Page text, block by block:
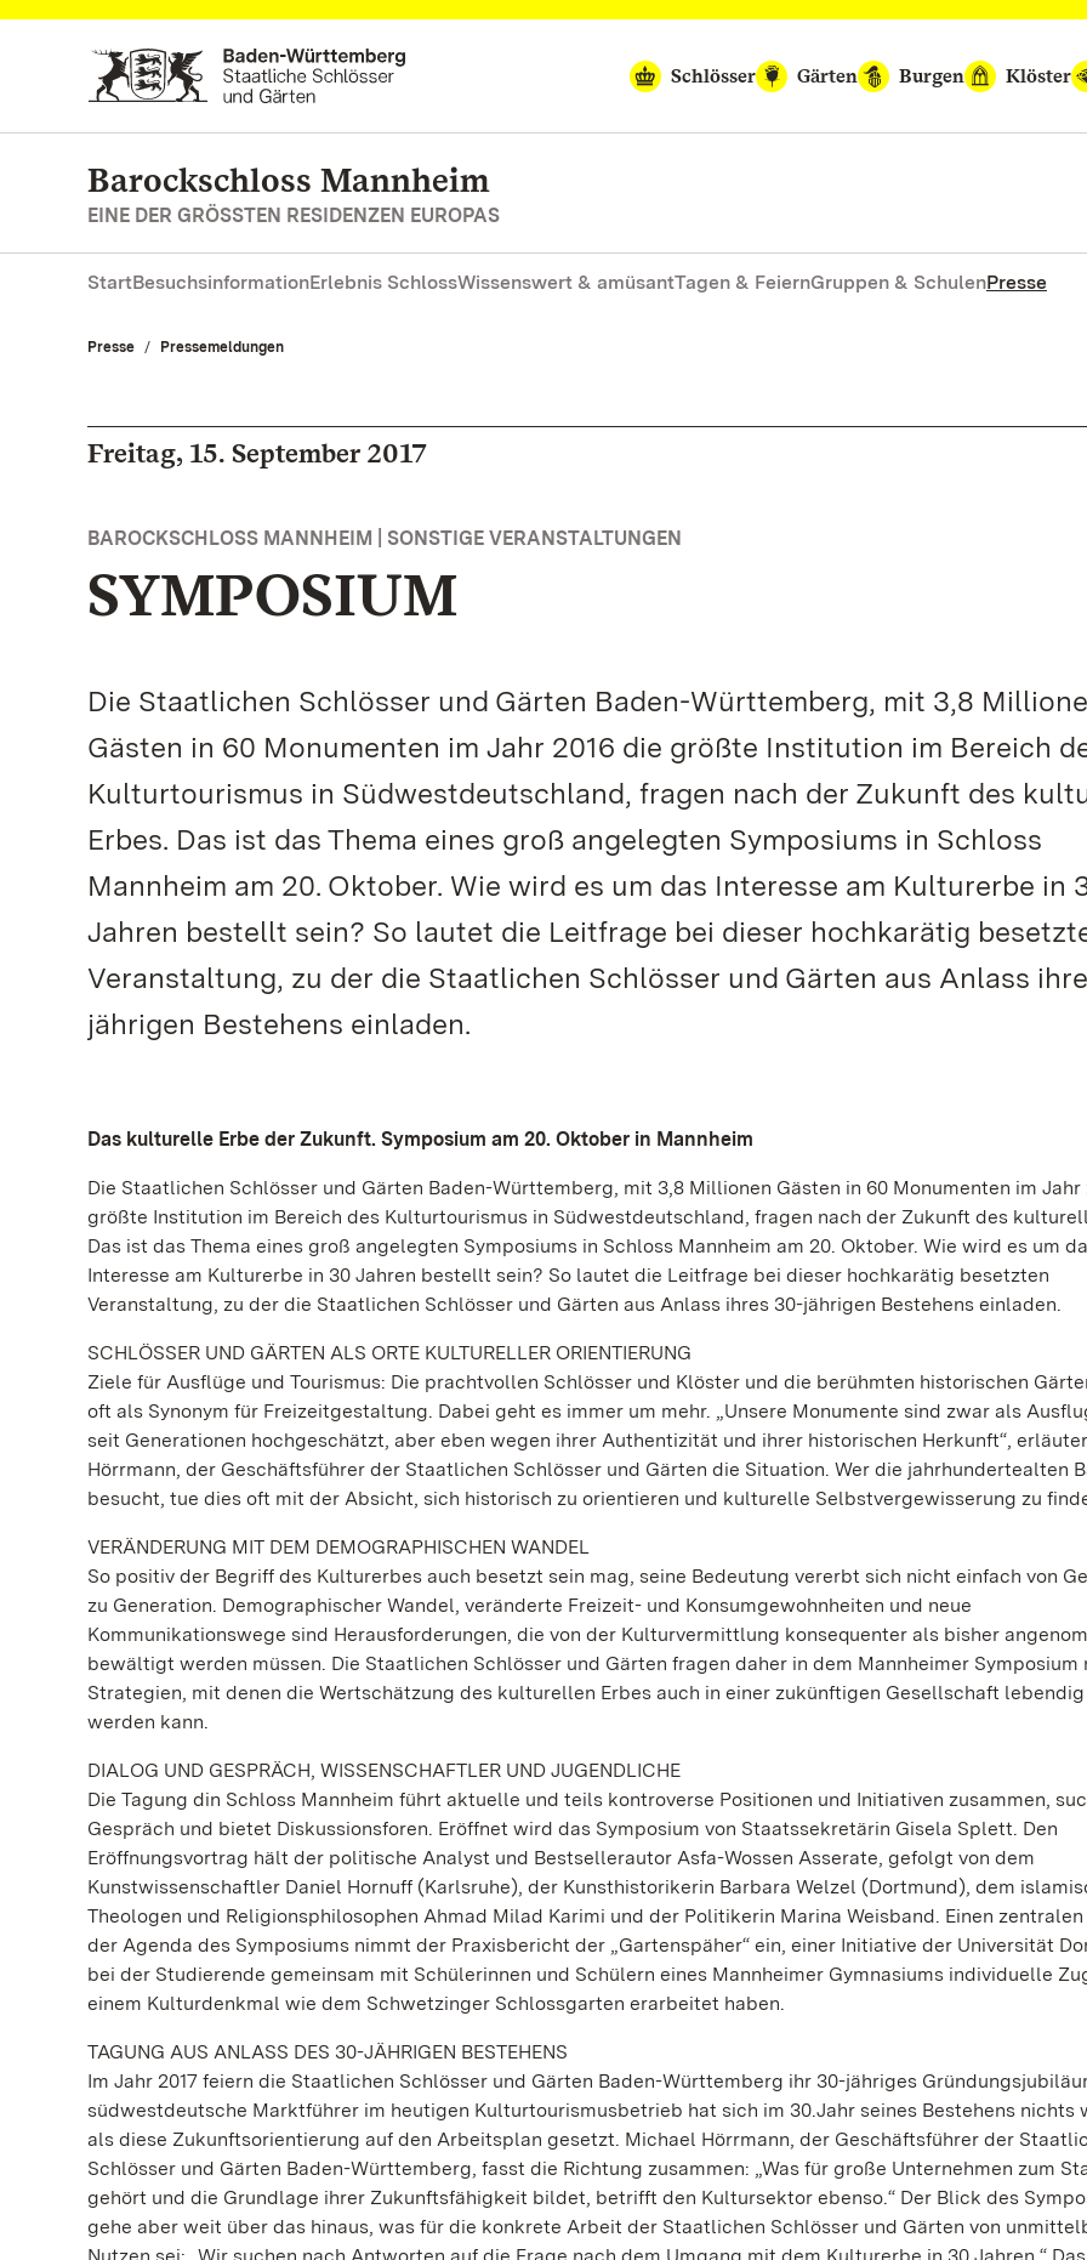
Zum Hauptinhalt springen
Schlösser
Gärten Burgen Klöster
Barockschloss Mannheim
EINE DER GRÖSSTEN RESIDENZEN EUROPAS
StartBesuchsinformationErlebnis SchlossWissenswert & amüsantTagen & FeiernGruppen & SchulenPresse
Presse Pressemeldungen
Freitag, 15. September 2017
BAROCKSCHLOSS MANNHEIM | SONSTIGE VERANSTALTUNGEN
SYMPOSIUM
Die Staatlichen Schlösser und Gärten Baden-Württemberg, mit 3,8
Gästen in 60 Monumenten im Jahr 2016 die größte Institution im Bereich
Kulturtourismus in Südwestdeutschland, fragen nach der Zukunft des
Erbes. Das ist das Thema eines groß angelegten Symposiums in Schloss
Mannheim am 20. Oktober. Wie wird es um das Interesse am Kulturerbe in
Jahren bestellt sein? So lautet die Leitfrage bei dieser hochkarätig
Veranstaltung, zu der die Staatlichen Schlösser und Gärten aus Anlass
jährigen Bestehens einladen.
Das kulturelle Erbe der Zukunft. Symposium am 20. Oktober in Mannheim
Die Staatlichen Schlösser und Gärten Baden-Württemberg, mit 3,8 Millionen Gästen in 60 Monumenten im Jahr
größte Institution im Bereich des Kulturtourismus in Südwestdeutschland, fragen nach der Zukunft des
Das ist das Thema eines groß angelegten Symposiums in Schloss Mannheim am 20. Oktober. Wie wird es um
Interesse am Kulturerbe in 30 Jahren bestellt sein? So lautet die Leitfrage bei dieser hochkarätig besetzten
Veranstaltung, zu der die Staatlichen Schlösser und Gärten aus Anlass ihres 30-jährigen Bestehens einladen.
SCHLÖSSER UND GÄRTEN ALS ORTE KULTURELLER ORIENTIERUNG
Ziele für Ausflüge und Tourismus: Die prachtvollen Schlösser und Klöster und die berühmten historischen
oft als Synonym für Freizeitgestaltung. Dabei geht es immer um mehr. „Unsere Monumente sind zwar als
seit Generationen hochgeschätzt, aber eben wegen ihrer Authentizität und ihrer historischen Herkunft“,
Hörrmann, der Geschäftsführer der Staatlichen Schlösser und Gärten die Situation. Wer die jahrhundertealten
besucht, tue dies oft mit der Absicht, sich historisch zu orientieren und kulturelle Selbstvergewisserung zu
VERÄNDERUNG MIT DEM DEMOGRAPHISCHEN WANDEL
So positiv der Begriff des Kulturerbes auch besetzt sein mag, seine Bedeutung vererbt sich nicht einfach von
zu Generation. Demographischer Wandel, veränderte Freizeit- und Konsumgewohnheiten und neue
Kommunikationswege sind Herausforderungen, die von der Kulturvermittlung konsequenter als bisher
bewältigt werden müssen. Die Staatlichen Schlösser und Gärten fragen daher in dem Mannheimer Symposium
Strategien, mit denen die Wertschätzung des kulturellen Erbes auch in einer zukünftigen Gesellschaft
werden kann.
DIALOG UND GESPRÄCH, WISSENSCHAFTLER UND JUGENDLICHE
Die Tagung din Schloss Mannheim führt aktuelle und teils kontroverse Positionen und Initiativen zusammen,
Gespräch und bietet Diskussionsforen. Eröffnet wird das Symposium von Staatssekretärin Gisela Splett. Den
Eröffnungsvortrag hält der politische Analyst und Bestsellerautor Asfa-Wossen Asserate, gefolgt von dem
Kunstwissenschaftler Daniel Hornuff (Karlsruhe), der Kunsthistorikerin Barbara Welzel (Dortmund), dem
Theologen und Religionsphilosophen Ahmad Milad Karimi und der Politikerin Marina Weisband. Einen
der Agenda des Symposiums nimmt der Praxisbericht der „Gartenspäher“ ein, einer Initiative der Universität
bei der Studierende gemeinsam mit Schülerinnen und Schülern eines Mannheimer Gymnasiums individuelle
einem Kulturdenkmal wie dem Schwetzinger Schlossgarten erarbeitet haben.
TAGUNG AUS ANLASS DES 30-JÄHRIGEN BESTEHENS
Im Jahr 2017 feiern die Staatlichen Schlösser und Gärten Baden-Württemberg ihr 30-jähriges
südwestdeutsche Marktführer im heutigen Kulturtourismusbetrieb hat sich im 30.Jahr seines Bestehens nichts
als diese Zukunftsorientierung auf den Arbeitsplan gesetzt. Michael Hörrmann, der Geschäftsführer der
Schlösser und Gärten Baden-Württemberg, fasst die Richtung zusammen: „Was für große Unternehmen zum
gehört und die Grundlage ihrer Zukunftsfähigkeit bildet, betrifft den Kultursektor ebenso.“ Der Blick des
gehe aber weit über das hinaus, was für die konkrete Arbeit der Staatlichen Schlösser und Gärten von